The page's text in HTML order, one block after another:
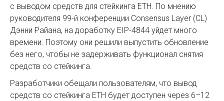
с выводом средств для стейкинга ETH. По мнению
руководителя 99-й конференции Consensus Layer (CL)
Дэнни Райана, на доработку EIP-4844 уйдет много
времени. Поэтому они решили выпустить обновление
без него, чтобы не задерживать функционал снятия
средств со стейкинга.
Разработчики обещали пользователям, что вывод
средств со стейкинга ETH будет доступен через 6–12